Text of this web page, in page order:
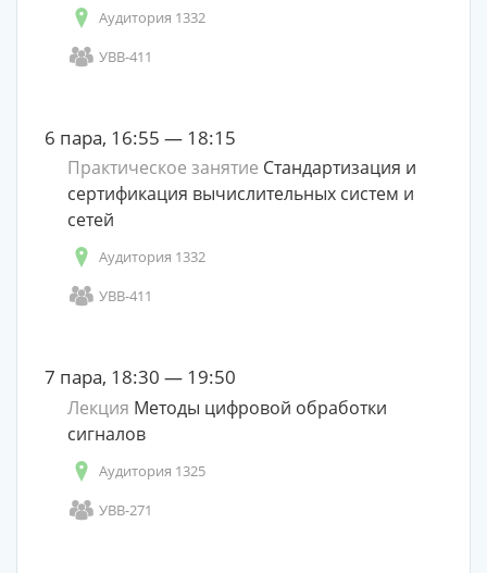
Аудитория 1332
УВВ-411
6 пара, 16:55 — 18:15
Практическое занятие Стандартизация и
сертификация вычислительных систем и
сетей
Аудитория 1332
УВВ-411
7 пара, 18:30 — 19:50
Лекция Методы цифровой обработки
сигналов
Аудитория 1325
УВВ-271